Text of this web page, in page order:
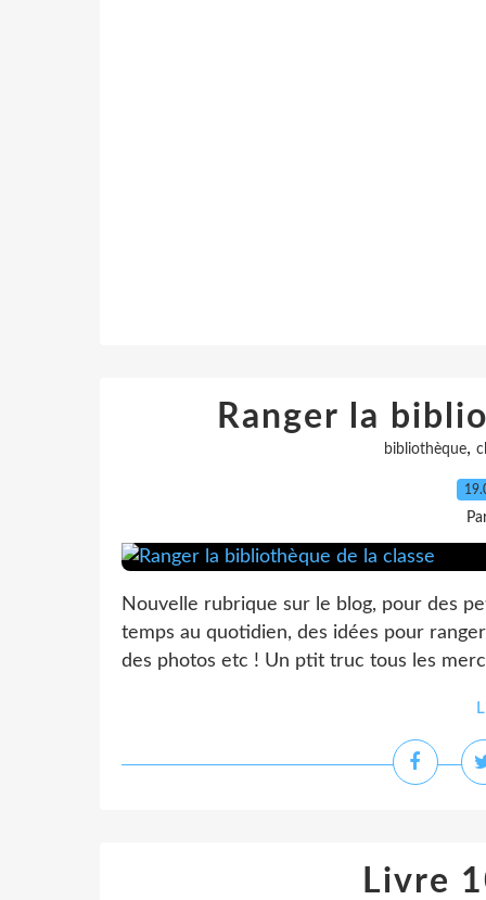
Ranger la
bibliothèque,
Nouvelle rubrique sur le blog, pour des
temps au quotidien, des idées pour
des photos etc ! Un ptit truc tous les
Livre